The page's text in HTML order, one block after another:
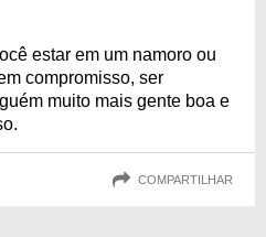
estar em um namoro ou
compromisso, ser
muito mais gente boa e
COMPARTILHAR